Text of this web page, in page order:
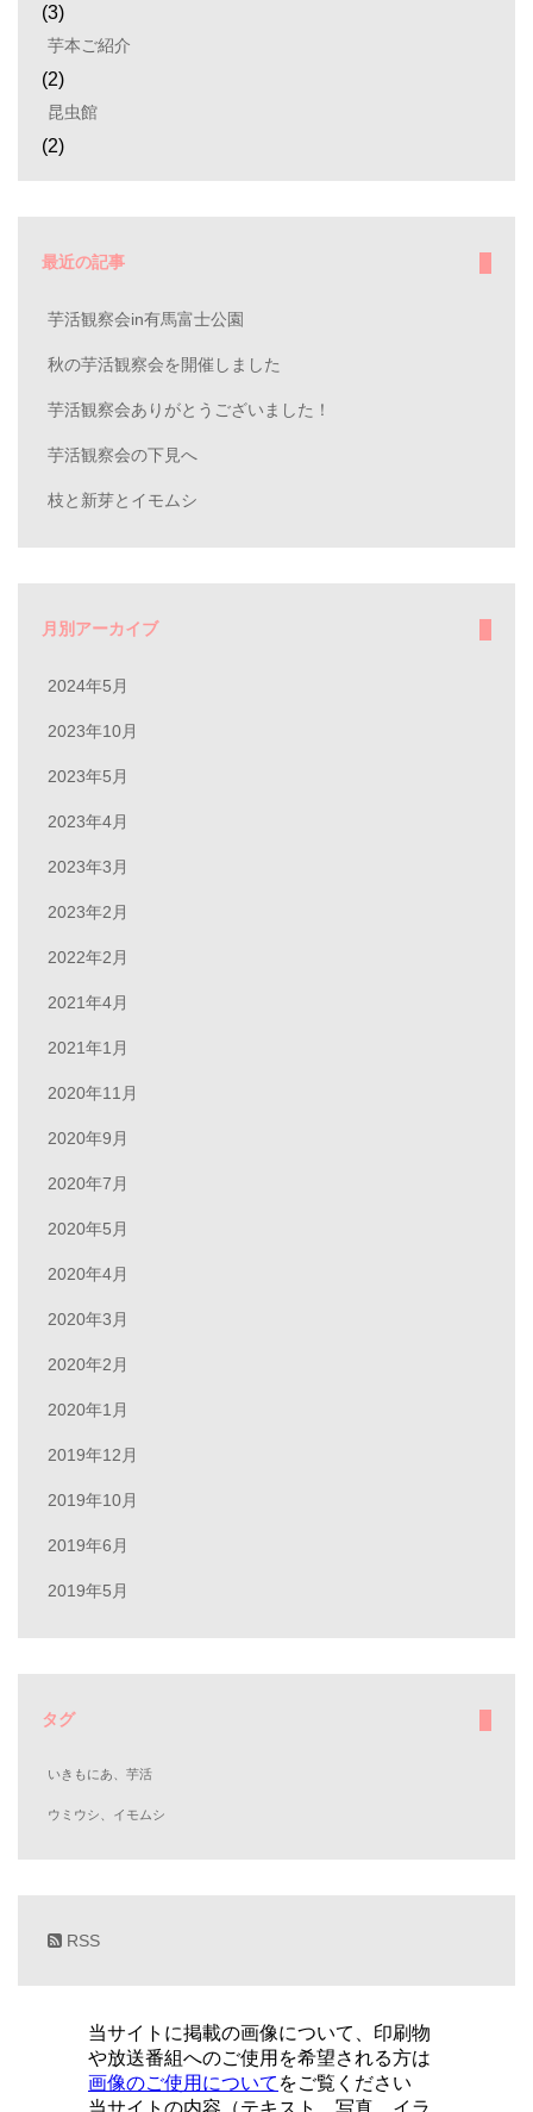
(3)
芋本ご紹介
(2)
昆虫館
(2)
最近の記事
芋活観察会in有馬富士公園
秋の芋活観察会を開催しました
芋活観察会ありがとうございました！
芋活観察会の下見へ
枝と新芽とイモムシ
月別アーカイブ
2024年5月
2023年10月
2023年5月
2023年4月
2023年3月
2023年2月
2022年2月
2021年4月
2021年1月
2020年11月
2020年9月
2020年7月
2020年5月
2020年4月
2020年3月
2020年2月
2020年1月
2019年12月
2019年10月
2019年6月
2019年5月
タグ
いきもにあ、芋活
ウミウシ、イモムシ
RSS
当サイトに掲載の画像について、印刷物
や放送番組へのご使用を希望される方は
画像のご使用について をご覧ください
当サイトの内容（テキスト、写真、イラ